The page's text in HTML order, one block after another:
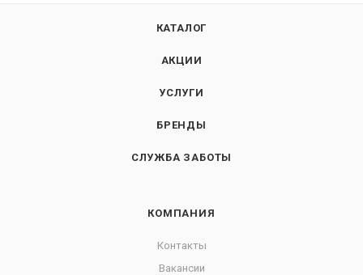
КАТАЛОГ
АКЦИИ
УСЛУГИ
БРЕНДЫ
СЛУЖБА ЗАБОТЫ
КОМПАНИЯ
Контакты
Вакансии